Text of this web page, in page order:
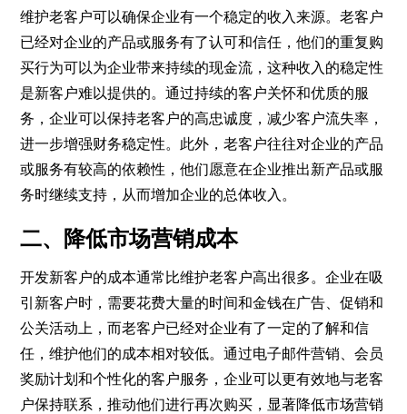
维护老客户可以确保企业有一个稳定的收入来源。老客户
已经对企业的产品或服务有了认可和信任，他们的重复购
买行为可以为企业带来持续的现金流，这种收入的稳定性
是新客户难以提供的。通过持续的客户关怀和优质的服
务，企业可以保持老客户的高忠诚度，减少客户流失率，
进一步增强财务稳定性。此外，老客户往往对企业的产品
或服务有较高的依赖性，他们愿意在企业推出新产品或服
务时继续支持，从而增加企业的总体收入。
二、降低市场营销成本
开发新客户的成本通常比维护老客户高出很多。企业在吸
引新客户时，需要花费大量的时间和金钱在广告、促销和
公关活动上，而老客户已经对企业有了一定的了解和信
任，维护他们的成本相对较低。通过电子邮件营销、会员
奖励计划和个性化的客户服务，企业可以更有效地与老客
户保持联系，推动他们进行再次购买，显著降低市场营销